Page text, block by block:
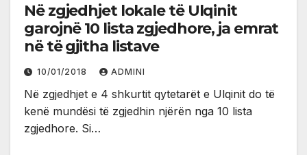
Në zgjedhjet lokale të Ulqinit
garojnë 10 lista zgjedhore, ja emrat
në të gjitha listave
10/01/2018 ADMINI
Në zgjedhjet e 4 shkurtit qytetarët e Ulqinit do të
kenë mundësi të zgjedhin njërën nga 10 lista
zgjedhore. Si…